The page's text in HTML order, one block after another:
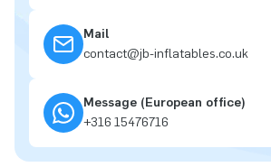
Mail
contact@jb-inflatables.co.uk
Message (European office)
+316 15476716